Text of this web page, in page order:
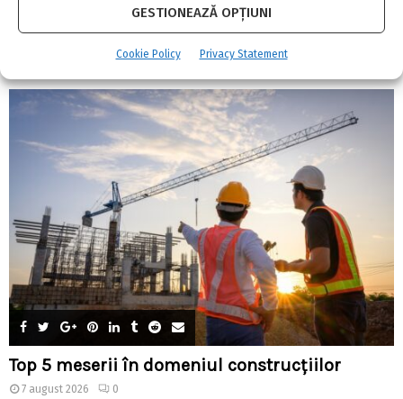
GESTIONEAZĂ OPȚIUNI
Cookie Policy Privacy Statement
CELE MAI CITITE
Top 5 meserii în domeniul construcțiilor
7 august 2026 0